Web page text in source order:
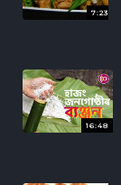
7:23
16:48